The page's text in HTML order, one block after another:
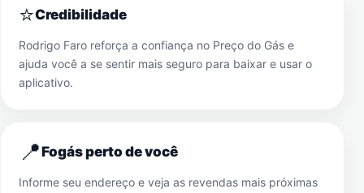
⭐Credibilidade
Rodrigo Faro reforça a confiança no Preço do Gás e
ajuda você a se sentir mais seguro para baixar e usar o
aplicativo.
📍Fogás perto de você
Informe seu endereço e veja as revendas mais próximas